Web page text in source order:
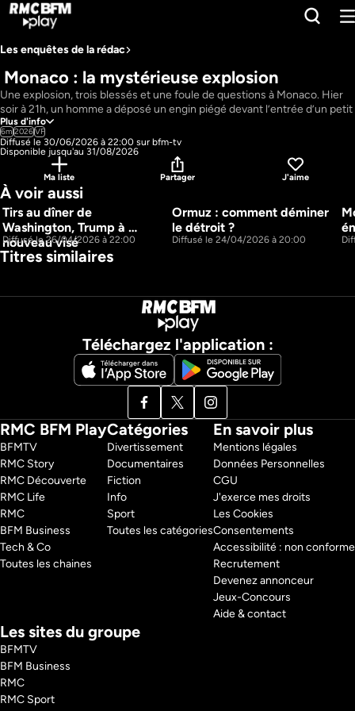
Les enquêtes de la rédac
Monaco : la mystérieuse explosion
Une explosion, trois blessés et une foule de questions à Monaco. Hier
soir à 21h, un homme a déposé un engin piégé devant l’entrée d’un petit
immeuble avant de s’enfuir. L’un des blessés pourrait être un richissime
homme d’affaire originaire d’Ukraine visé par des sanctions dans son
pays.
France
Présentateur : Bertrand Séguier, Stéphanie Zenati
Plus d'info
6m2026VF
Diffusé le 30/06/2026 à 22:00 sur bfm-tv
Disponible jusqu'au 31/08/2026
Ma liste Partager J'aime
À voir aussi
Tirs au dîner de
Washington, Trump à
nouveau visé
Diffusé le 26/04/2026 à 22:00
4m
Ormuz : comment déminer
le détroit ?
Diffusé le 24/04/2026 à 20:00
Titres similaires
Téléchargez l'application :
RMC BFM Play
BFMTV
RMC Story
RMC Découverte
RMC Life
RMC
BFM Business
Tech & Co
Toutes les chaines
Catégories
Divertissement
Documentaires
Fiction
Info
Sport
Toutes les catégories
En savoir plus
Mentions légales
Données Personnelles
CGU
J'exerce mes droits
Les Cookies
Consentements
Accessibilité : non conforme
Recrutement
Devenez annonceur
Jeux-Concours
Aide & contact
Les sites du groupe
BFMTV
BFM Business
RMC
RMC Sport